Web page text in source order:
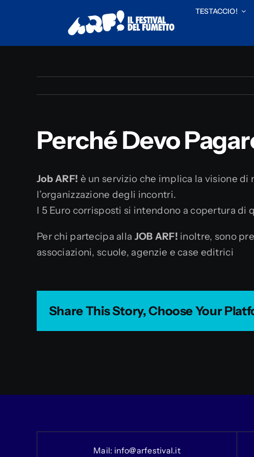
TESTACCIO!
Perché Devo
Job ARF! è un servizio che implica la visione
l’organizzazione degli incontri.
I 5 Euro corrisposti si intendono a copertura di
Per chi partecipa alla JOB ARF! inoltre, sono
associazioni, scuole, agenzie e case editrici
Share This Story, Choose Your
Mail: info@arfestival.it